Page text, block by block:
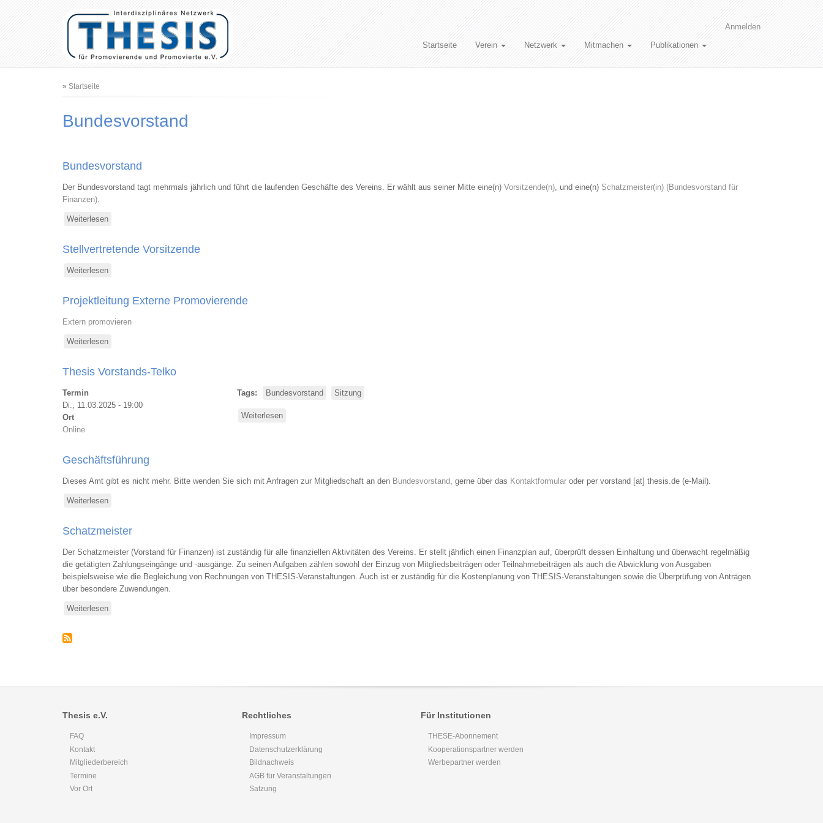
Benutzermenü
Anmelden
Hauptnavigation
Startseite Verein Netzwerk Mitmachen Publikationen
Pfadnavigation
Startseite
Bundesvorstand
Bundesvorstand
Der Bundesvorstand tagt mehrmals jährlich und führt die laufenden Geschäfte des Vereins. Er wählt aus seiner Mitte eine(n) Vorsitzende(n), und eine(n) Schatzmeister(in) (Bundesvorstand für
Finanzen).
Weiterlesen
Stellvertretende Vorsitzende
Weiterlesen
Vorsitzende
Projektleitung Externe Promovierende
Extern promovieren
Weiterlesen
Externe
Promovierende
Thesis Vorstands-Telko
Termin
Di., 11.03.2025 - 19:00
Ort
Online
Tags Bundesvorstand Sitzung
Weiterlesen
Geschäftsführung
Dieses Amt gibt es nicht mehr. Bitte wenden Sie sich mit Anfragen zur Mitgliedschaft an den Bundesvorstand, gerne über das Kontaktformular oder per vorstand [at] thesis.de (e-Mail).
Weiterlesen
Schatzmeister
Der Schatzmeister (Vorstand für Finanzen) ist zuständig für alle finanziellen Aktivitäten des Vereins. Er stellt jährlich einen Finanzplan auf, überprüft dessen Einhaltung und überwacht regelmäßig
die getätigten Zahlungseingänge und -ausgänge. Zu seinen Aufgaben zählen sowohl der Einzug von Mitgliedsbeiträgen oder Teilnahmebeiträgen als auch die Abwicklung von Ausgaben
beispielsweise wie die Begleichung von Rechnungen von THESIS-Veranstaltungen. Auch ist er zuständig für die Kostenplanung von THESIS-Veranstaltungen sowie die Überprüfung von Anträgen
über besondere Zuwendungen.
Weiterlesen
Thesis e.V.
FAQ
Kontakt
Mitgliederbereich
Termine
Vor Ort
Rechtliches
Impressum
Datenschutzerklärung
Bildnachweis
AGB für Veranstaltungen
Satzung
Für Institutionen
THESE-Abonnement
Kooperationspartner werden
Werbepartner werden